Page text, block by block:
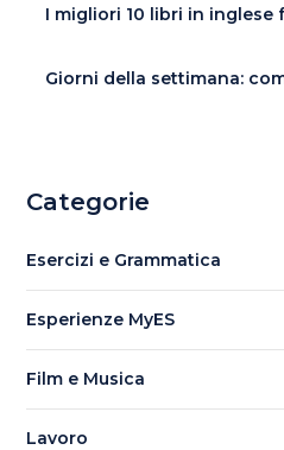
I migliori 10 libri in inglese
Giorni della settimana:
Categorie
Esercizi e Grammatica
Esperienze MyES
Film e Musica
Lavoro